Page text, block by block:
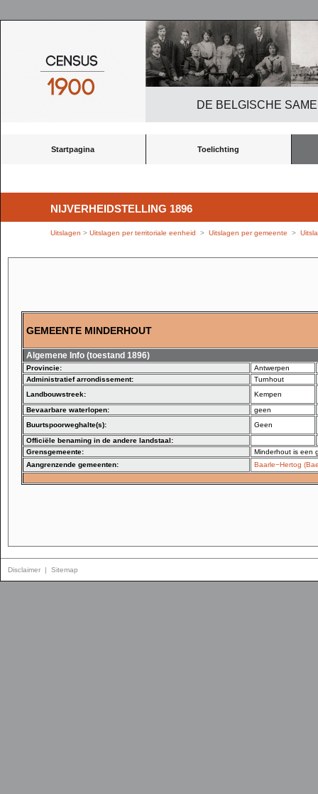
DE BELGISCHE
Startpagina Toelichting
NIJVERHEIDSTELLING 1896
Uitslagen > Uitslagen per territoriale eenheid > Uitslagen per gemeente >
GEMEENTE MINDERHOUT
Algemene Info (toestand 1896)
Provincie:
Antwerpen
Administratief arrondissement:
Turnhout
Landbouwstreek:
Kempen
Bevaarbare waterlopen:
geen
Buurtspoorweghalte(s):
Geen
Officiële benaming in de andere landstaal:
Grensgemeente:
Minderhout is een
Aangrenzende gemeenten:
Baarle−Hertog
Disclaimer | Sitemap